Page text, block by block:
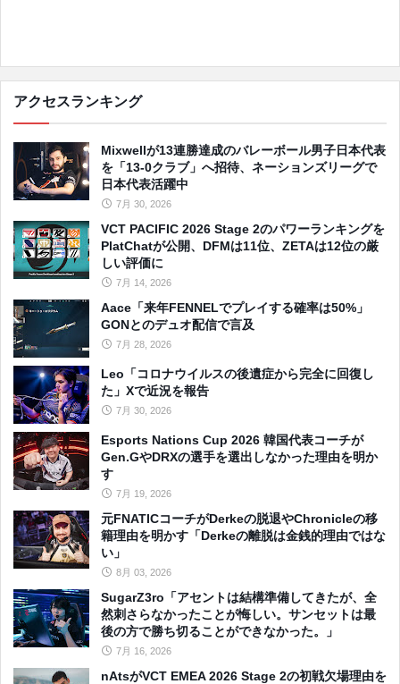
アクセスランキング
Mixwellが13連勝達成のバレーボール男子日本代表
を「13-0クラブ」へ招待、ネーションズリーグで
日本代表活躍中
7月 30, 2026
VCT PACIFIC 2026 Stage 2のパワーランキングを
PlatChatが公開、DFMは11位、ZETAは12位の厳
しい評価に
7月 14, 2026
Aace「来年FENNELでプレイする確率は50%」
GONとのデュオ配信で言及
7月 28, 2026
Leo「コロナウイルスの後遺症から完全に回復し
た」Xで近況を報告
7月 30, 2026
Esports Nations Cup 2026 韓国代表コーチが
Gen.GやDRXの選手を選出しなかった理由を明か
す
7月 19, 2026
元FNATICコーチがDerkeの脱退やChronicleの移
籍理由を明かす「Derkeの離脱は金銭的理由ではな
い」
8月 03, 2026
SugarZ3ro「アセントは結構準備してきたが、全
然刺さらなかったことが悔しい。サンセットは最
後の方で勝ち切ることができなかった。」
7月 16, 2026
nAtsがVCT EMEA 2026 Stage 2の初戦欠場理由を